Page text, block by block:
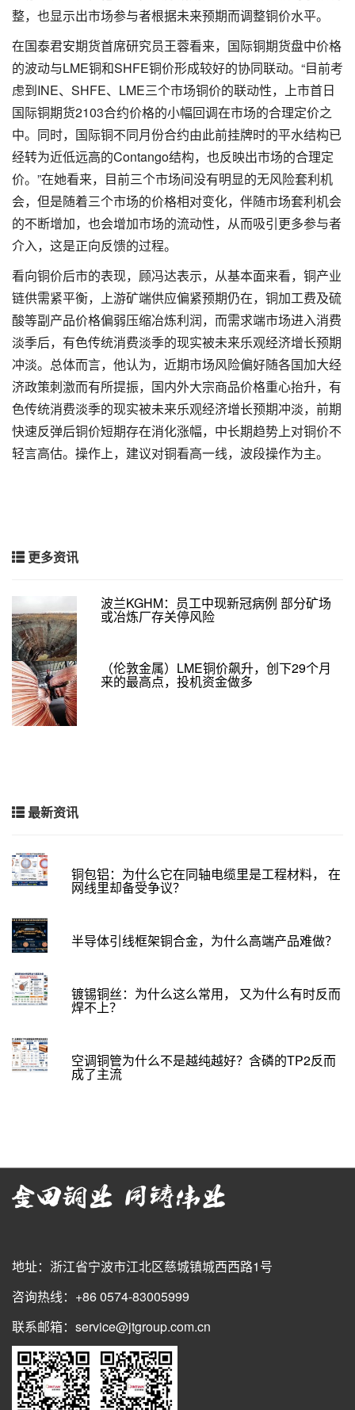
整，也显示出市场参与者根据未来预期而调整铜价水平。
在国泰君安期货首席研究员王蓉看来，国际铜期货盘中价格
的波动与LME铜和SHFE铜价形成较好的协同联动。“目前考
虑到INE、SHFE、LME三个市场铜价的联动性，上市首日
国际铜期货2103合约价格的小幅回调在市场的合理定价之
中。同时，国际铜不同月份合约由此前挂牌时的平水结构已
经转为近低远高的Contango结构，也反映出市场的合理定
价。”在她看来，目前三个市场间没有明显的无风险套利机
会，但是随着三个市场的价格相对变化，伴随市场套利机会
的不断增加，也会增加市场的流动性，从而吸引更多参与者
介入，这是正向反馈的过程。
看向铜价后市的表现，顾冯达表示，从基本面来看，铜产业
链供需紧平衡，上游矿端供应偏紧预期仍在，铜加工费及硫
酸等副产品价格偏弱压缩冶炼利润，而需求端市场进入消费
淡季后，有色传统消费淡季的现实被未来乐观经济增长预期
冲淡。总体而言，他认为，近期市场风险偏好随各国加大经
济政策刺激而有所提振，国内外大宗商品价格重心抬升，有
色传统消费淡季的现实被未来乐观经济增长预期冲淡，前期
快速反弹后铜价短期存在消化涨幅，中长期趋势上对铜价不
轻言高估。操作上，建议对铜看高一线，波段操作为主。
更多资讯
波兰KGHM：员工中现新冠病例 部分矿场
或冶炼厂存关停风险
（伦敦金属）LME铜价飙升，创下29个月
来的最高点，投机资金做多
最新资讯
铜包铝：为什么它在同轴电缆里是工程材料， 在
网线里却备受争议？
半导体引线框架铜合金，为什么高端产品难做？
镀锡铜丝：为什么这么常用， 又为什么有时反而
焊不上？
空调铜管为什么不是越纯越好？含磷的TP2反而
成了主流
地址：浙江省宁波市江北区慈城镇城西西路1号
咨询热线：+86 0574-83005999
联系邮箱：service@jtgroup.com.cn